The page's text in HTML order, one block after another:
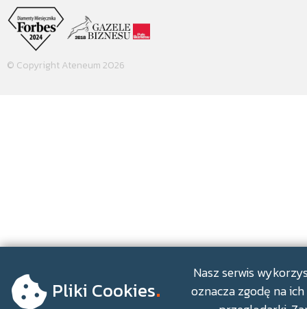
© Copyright Ateneum 2026
Pliki Cookies.
Nasz serwis
oznacza zgodę na